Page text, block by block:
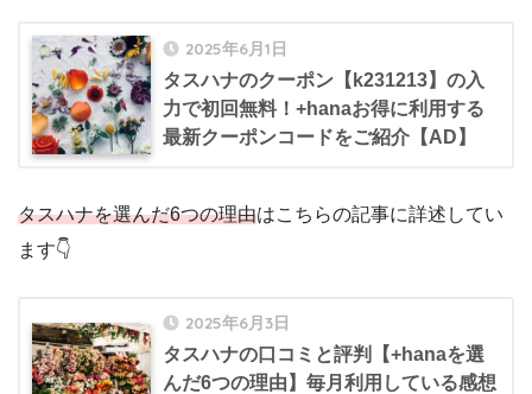
2025年6月1日
タスハナのクーポン【k231213】の入
力で初回無料！+hanaお得に利用する
最新クーポンコードをご紹介【AD】
タスハナを選んだ6つの理由はこちらの記事に詳述してい
ます👇
2025年6月3日
タスハナの口コミと評判【+hanaを選
んだ6つの理由】毎月利用している感想